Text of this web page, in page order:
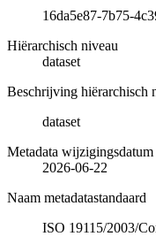
16da5e87-7b75-
Hiërarchisch niveau
dataset
Beschrijving hiërarchisch
dataset
Metadata wijzigingsdatum
2026-06-22
Naam metadatastandaard
ISO 19115/2003/